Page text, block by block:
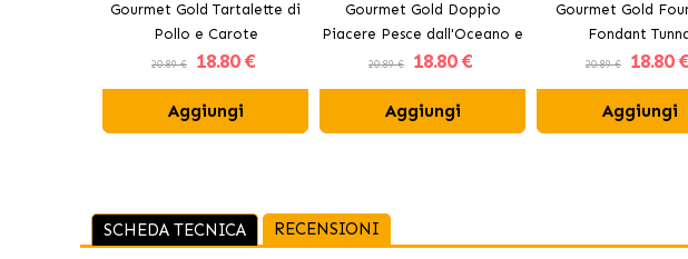
Gourmet Gold Tartalette di
Pollo e Carote
20.89 € 18.80 €
Aggiungi
Gourmet Gold Doppio
Piacere Pesce dall'Oceano e
Spinaci
20.89 € 18.80 €
Aggiungi
Gourmet Gold
Fondant
20.89 € 18.80 €
Aggiungi
SCHEDA TECNICA RECENSIONI